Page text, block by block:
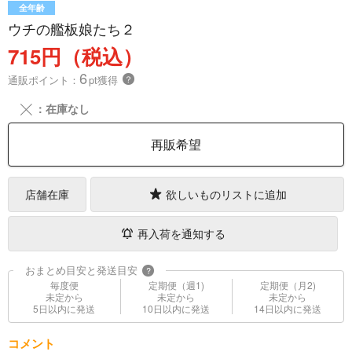
全年齢
ウチの艦板娘たち２
715円（税込）
通販ポイント： 6pt獲得 ？
╳ ：在庫なし
再販希望
店舗在庫 欲しいものリストに追加
再入荷を通知する
おまとめ目安と発送目安 ?
毎度便
未定から
5日以内に発送
定期便（週1)
未定から
10日以内に発送
定期便（月2)
未定から
14日以内に発送
コメント